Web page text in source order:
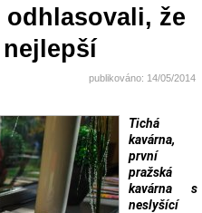
že
publikováno: 14/05/2014
Tichá
kavárna,
první
pražská
kavárna s
neslyšící